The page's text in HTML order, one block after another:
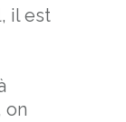
il est
on